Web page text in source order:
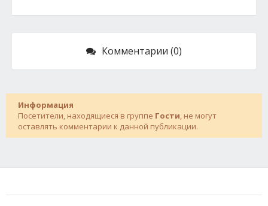
Комментарии (0)
Информация
Посетители, находящиеся в группе Гости, не могут
оставлять комментарии к данной публикации.